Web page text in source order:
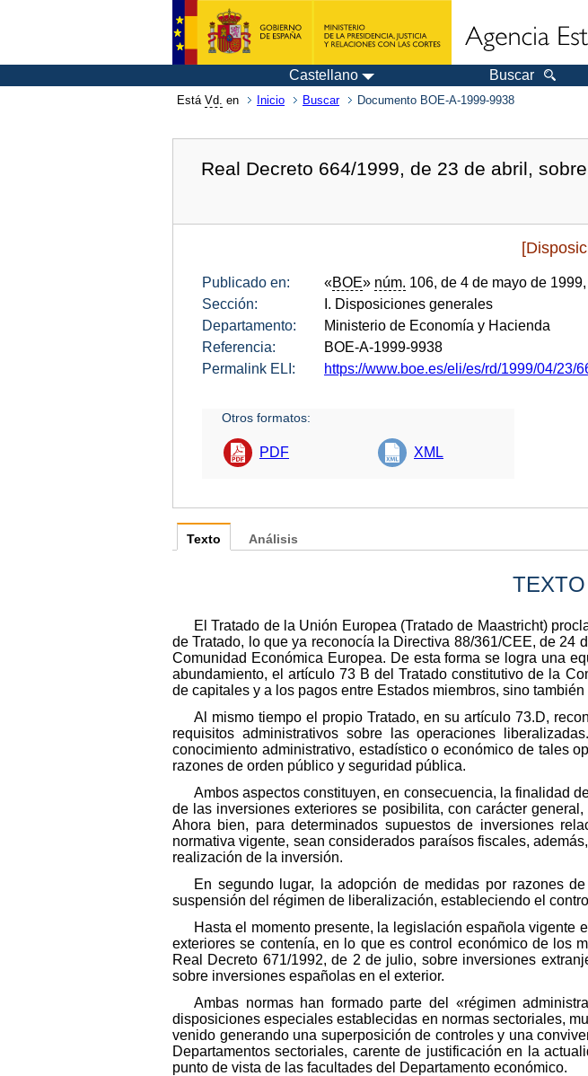
Castellano Buscar
Está Vd. en Inicio Buscar Documento BOE-A-1999-9938
Real Decreto 664/1999, de 23 de abril,
Publicado en: «BOE» núm. 106, de 4 de mayo de
Sección:
I. Disposiciones generales
Departamento:
Ministerio de Economía y Hacienda
Referencia:
BOE-A-1999-9938
Permalink ELI:
https://www.boe.es/eli/es/rd/1999/04/23/
Otros formatos:
PDF XML
Texto
El Tratado de la Unión Europea (Tratado de Maastricht)
de Tratado, lo que ya reconocía la Directiva 88/361/CEE, de
Comunidad Económica Europea. De esta forma se logra una
abundamiento, el artículo 73 B del Tratado constitutivo de la
de capitales y a los pagos entre Estados miembros, sino
Al mismo tiempo el propio Tratado, en su artículo 73.D,
requisitos administrativos sobre las operaciones
conocimiento administrativo, estadístico o económico de tales
razones de orden público y seguridad pública.
Ambos aspectos constituyen, en consecuencia, la finalidad
de las inversiones exteriores se posibilita, con carácter
Ahora bien, para determinados supuestos de inversiones
normativa vigente, sean considerados paraísos fiscales,
realización de la inversión.
En segundo lugar, la adopción de medidas por razones
suspensión del régimen de liberalización, estableciendo el
Hasta el momento presente, la legislación española vigente
exteriores se contenía, en lo que es control económico de los
Real Decreto 671/1992, de 2 de julio, sobre inversiones
sobre inversiones españolas en el exterior.
Ambas normas han formado parte del «régimen
disposiciones especiales establecidas en normas sectoriales,
venido generando una superposición de controles y una
Departamentos sectoriales, carente de justificación en la
punto de vista de las facultades del Departamento económico.
Análisis